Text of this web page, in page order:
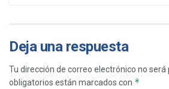
Deja una respuesta
Tu dirección de correo electrónico no será
obligatorios están marcados con *